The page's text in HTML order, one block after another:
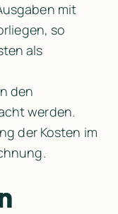
mit
so
als
den
werden.
der Kosten im